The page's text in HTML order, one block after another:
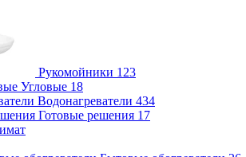
Рукомойники 123
Угловые 18
Водонагреватели 434
Готовые решения 17